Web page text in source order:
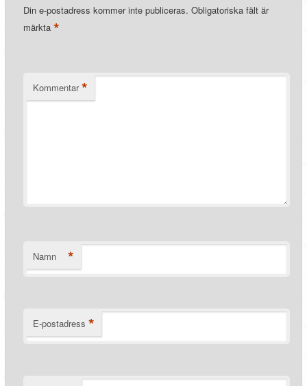
Din e-postadress kommer inte publiceras. Obligatoriska fält är
märkta*
Kommentar *
Namn *
E-postadress *